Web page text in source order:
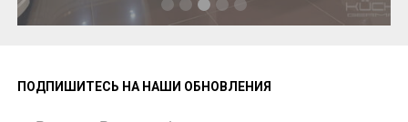
ПОДПИШИТЕСЬ НА НАШИ ОБНОВЛЕНИЯ